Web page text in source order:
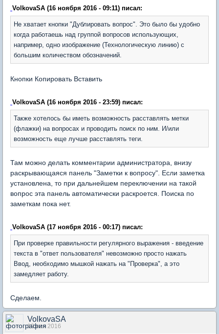
VolkovaSA (16 ноября 2016 - 09:11) писал:
Не хватает кнопки "Дублировать вопрос". Это было бы удобно
когда работаешь над группой вопросов использующих,
например, одно изображение (Технологическую линию) с
большим количеством обозначений.
Кнопки Копировать Вставить
VolkovaSA (16 ноября 2016 - 23:59) писал:
Также хотелось бы иметь возможность расставлять метки
(флажки) на вопросах и проводить поиск по ним. И/или
возможность еще лучше расставлять теги.
Там можно делать комментарии администратора, внизу
раскрывающаяся панель "Заметки к вопросу". Если заметка
установлена, то при дальнейшем переключении на такой
вопрос эта панель автоматически раскроется. Поиска по
заметкам пока нет.
VolkovaSA (17 ноября 2016 - 00:17) писал:
При проверке правильности регулярного выражения - введение
текста в "ответ пользователя" невозможно просто нажать
Ввод, необходимо мышкой нажать на "Проверка", а это
замедляет работу.
Сделаем.
VolkovaSA
19 ноя 2016